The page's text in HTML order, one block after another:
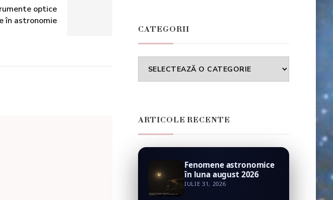
optice
în astronomie
CATEGORII
Categorii
ARTICOLE RECENTE
Fenomene astronomice
în luna august 2026
IULIE 31, 2026